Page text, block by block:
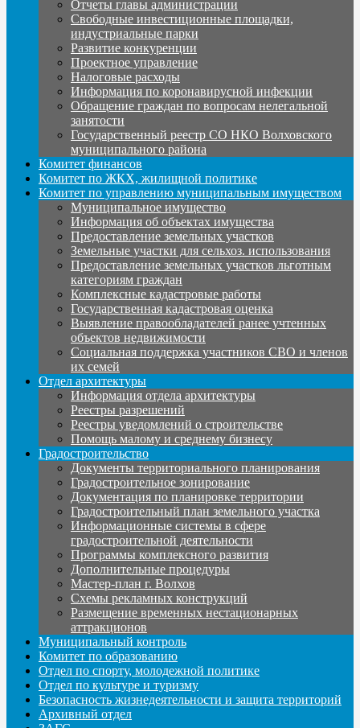
Отчеты главы администрации
Свободные инвестиционные площадки,
индустриальные парки
Развитие конкуренции
Проектное управление
Налоговые расходы
Информация по коронавирусной инфекции
Обращение граждан по вопросам нелегальной
занятости
Государственный реестр СО НКО Волховского
муниципального района
Комитет финансов
Комитет по ЖКХ, жилищной политике
Комитет по управлению муниципальным имуществом
Муниципальное имущество
Информация об объектах имущества
Предоставление земельных участков
Земельные участки для сельхоз. использования
Предоставление земельных участков льготным
категориям граждан
Комплексные кадастровые работы
Государственная кадастровая оценка
Выявление правообладателей ранее учтенных
объектов недвижимости
Социальная поддержка участников СВО и членов
их семей
Отдел архитектуры
Информация отдела архитектуры
Реестры разрешений
Реестры уведомлений о строительстве
Помощь малому и среднему бизнесу
Градостроительство
Документы территориального планирования
Градостроительное зонирование
Документация по планировке территории
Градостроительный план земельного участка
Информационные системы в сфере
градостроительной деятельности
Программы комплексного развития
Дополнительные процедуры
Мастер-план г. Волхов
Схемы рекламных конструкций
Размещение временных нестационарных
аттракционов
Муниципальный контроль
Комитет по образованию
Отдел по спорту, молодежной политике
Отдел по культуре и туризму
Безопасность жизнедеятельности и защита территорий
Архивный отдел